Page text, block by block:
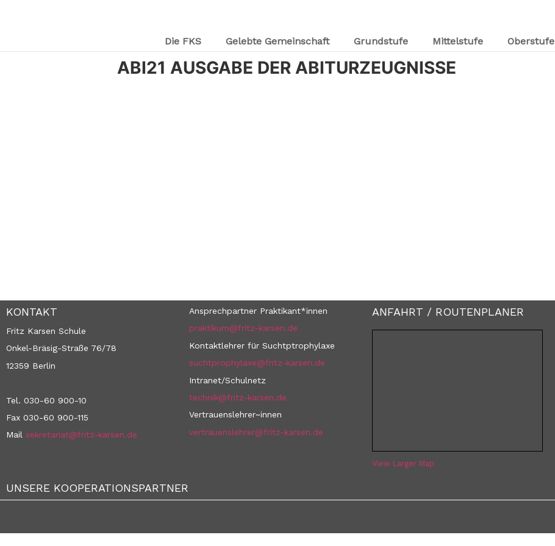
Die FKS Gelebte Gemeinschaft Grundstufe Mittelstufe Oberstufe
ABI21 AUSGABE DER ABITURZEUGNISSE
KONTAKT
Fritz Karsen Schule
Onkel-Bräsig-Straße 76/78
12359 Berlin
Tel. 030-60 900-10
Fax 030-60 900-115
Mail sekretariat@fritz-karsen.de
Ansprechpartner Praktikant*innen
praktikum@fritz-karsen.de
Kontaktlehrer für Suchtptrophylaxe
suchtprophylaxe@fritz-karsen.de
Intranet/Schulnetz
technik@fritz-karsen.de
Vertrauenslehrer~innen
vertrauenslehrer@fritz-karsen.de
ANFAHRT / ROUTENPLANER
View Larger Map
UNSERE KOOPERATIONSPARTNER